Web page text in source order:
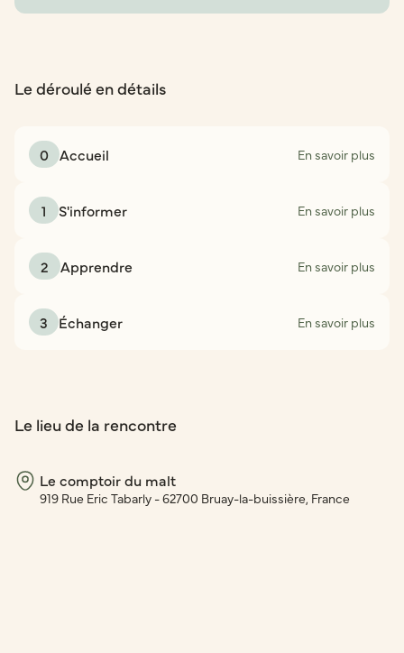
Le déroulé en détails
0 Accueil En savoir plus
1 S'informer En savoir plus
2 Apprendre En savoir plus
3 Échanger En savoir plus
Le lieu de la rencontre
Le comptoir du malt
919 Rue Eric Tabarly - 62700 Bruay-la-buissière, France